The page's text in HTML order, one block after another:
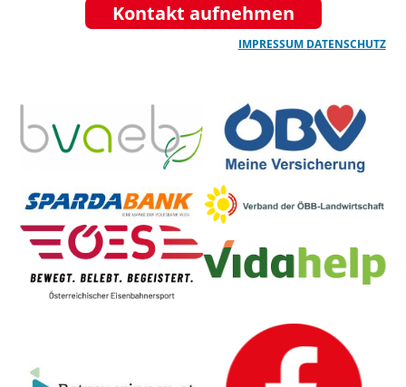
Kontakt aufnehmen
IMPRESSUM DATENSCHUTZ